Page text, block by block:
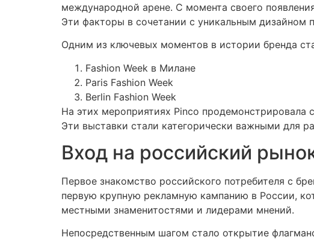
международной арене. С момента своего
Эти факторы в сочетании с уникальным дизайном
Одним из ключевых моментов в истории бренда
Fashion Week в Милане
Paris Fashion Week
Berlin Fashion Week
На этих мероприятиях Pinco продемонстрировала
Эти выставки стали категорически важными для
Вход на российский
Первое знакомство российского потребителя с
первую крупную рекламную кампанию в России,
местными знаменитостями и лидерами мнений.
Непосредственным шагом стало открытие